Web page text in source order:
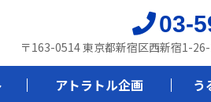
03-
〒163-0514 東京都新宿区西新宿1-
アトラトル企画 う